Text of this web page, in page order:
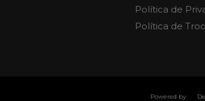
Política de
Política de
Powered by